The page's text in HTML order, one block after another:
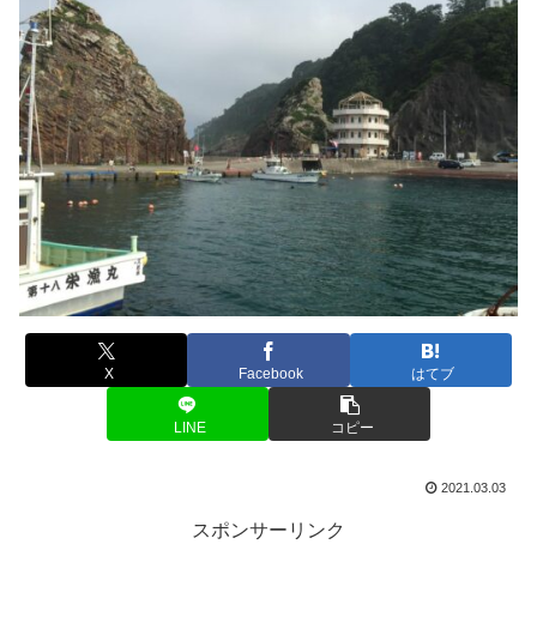
X Facebook はてブ
LINE コピー
2021.03.03
スポンサーリンク